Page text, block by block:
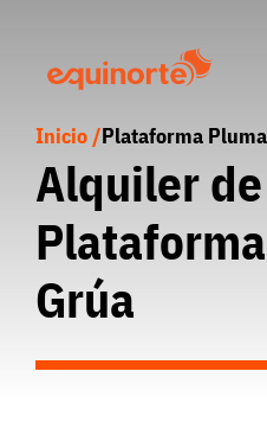
Inicio /Plataforma
Alquiler de
Grúa